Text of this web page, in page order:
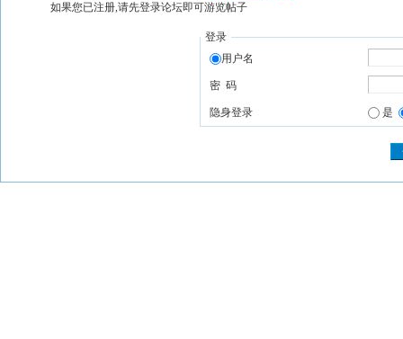
如果您已注册,请先登录论坛即可游览帖子
登录
用户名
密 码
隐身登录 是